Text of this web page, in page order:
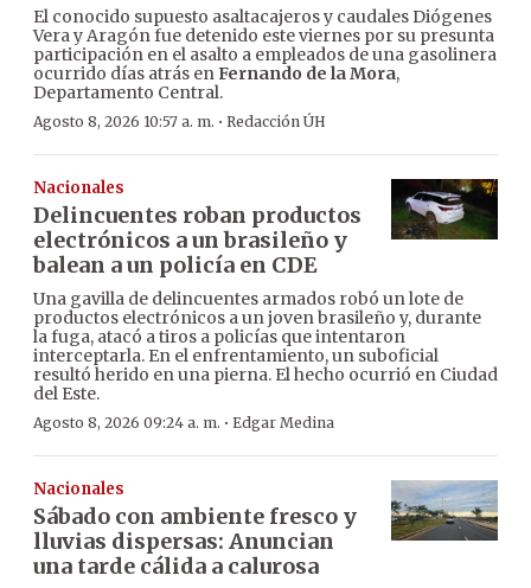
El conocido supuesto asaltacajeros y caudales Diógenes
Vera y Aragón fue detenido este viernes por su presunta
participación en el asalto a empleados de una gasolinera
ocurrido días atrás enFernando de la Mora,
Departamento Central.
Agosto 8, 2026 10:57 a. m. · Redacción ÚH
Nacionales
Delincuentes roban productos
electrónicos a un brasileño y
balean a un policía en CDE
Una gavilla de delincuentes armados robó un lote de
productos electrónicos a un joven brasileño y, durante
la fuga, atacó a tiros a policías que intentaron
interceptarla. En el enfrentamiento, un suboficial
resultó herido en una pierna. El hecho ocurrió en Ciudad
del Este.
Agosto 8, 2026 09:24 a. m. · Edgar Medina
Nacionales
Sábado con ambiente fresco y
lluvias dispersas: Anuncian
una tarde cálida a calurosa